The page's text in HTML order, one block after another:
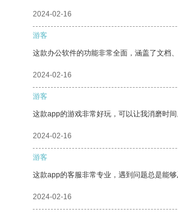
2024-02-16
游客
这款办公软件的功能非常全面，涵盖了文档
2024-02-16
游客
这款app的游戏非常好玩，可以让我消磨时间
2024-02-16
游客
这款app的客服非常专业，遇到问题总是能够
2024-02-16